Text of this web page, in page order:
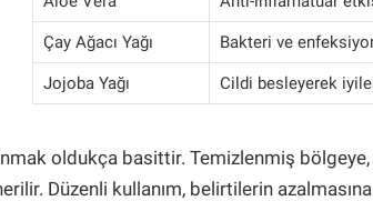
Çay Ağacı Yağı Bakteri ve
Jojoba Yağı Cildi besleyerek
oldukça basittir. Temizlenmiş
Düzenli kullanım, belirtilerin